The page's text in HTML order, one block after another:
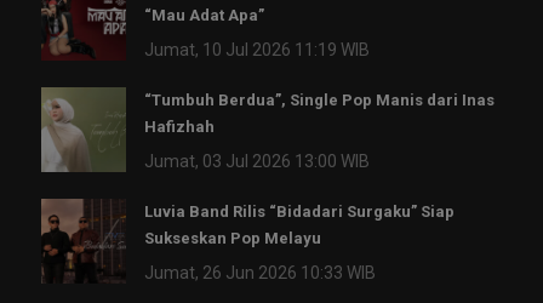
“Mau Adat Apa”
Jumat, 10 Jul 2026 11:19 WIB
“Tumbuh Berdua”, Single Pop Manis dari Inas
Hafizhah
Jumat, 03 Jul 2026 13:00 WIB
Luvia Band Rilis “Bidadari Surgaku” Siap
Sukseskan Pop Melayu
Jumat, 26 Jun 2026 10:33 WIB